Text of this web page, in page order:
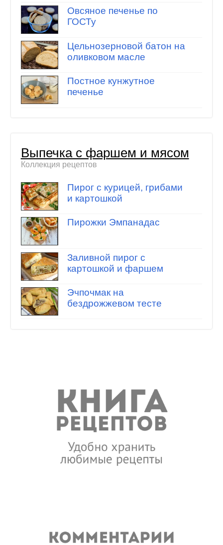
Овсяное печенье по
ГОСТу
Цельнозерновой батон на
оливковом масле
Постное кунжутное
печенье
Выпечка с фаршем и мясом
Коллекция рецептов
Пирог с курицей, грибами
и картошкой
Пирожки Эмпанадас
Заливной пирог с
картошкой и фаршем
Эчпочмак на
бездрожжевом тесте